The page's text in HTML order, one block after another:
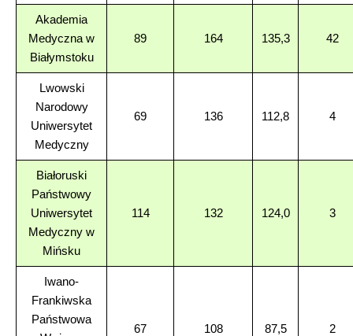
Akademia
Medyczna w
Białymstoku
89 164 135,3 42
Lwowski
Narodowy
Uniwersytet
Medyczny
69 136 112,8 4
Białoruski
Państwowy
Uniwersytet
Medyczny w
Mińsku
114 132 124,0 3
Iwano-
Frankiwska
Państwowa
67 108 87,5 2